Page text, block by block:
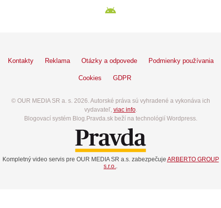
Kontakty Reklama Otázky a odpovede Podmienky používania
Cookies GDPR
© OUR MEDIA SR a. s. 2026. Autorské práva sú vyhradené a vykonáva ich
vydavateľ, viac info.
Blogovací systém Blog.Pravda.sk beží na technológií Wordpress.
Kompletný video servis pre OUR MEDIA SR a.s. zabezpečuje ARBERTO GROUP
s.r.o..